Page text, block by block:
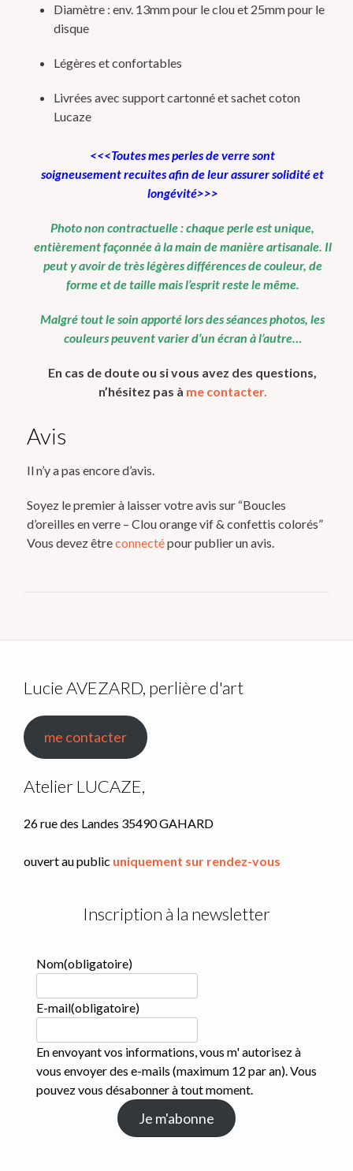
Diamètre : env. 13mm pour le clou et 25mm pour le
disque
Légères et confortables
Livrées avec support cartonné et sachet coton
Lucaze
<<<Toutes mes perles de verre sont
soigneusementrecuitesafin de leur assurer solidité et
longévité>>>
Photo non contractuelle :chaque perle est unique,
entièrement façonnée à la main de manière artisanale. Il
peut y avoir de très légères différences de couleur, de
forme et de taille mais l’esprit reste le même.
Malgré tout le soin apporté lors des séances photos, les
couleurs peuvent varier d’un écran à l’autre…
En cas de doute ou si vous avez des questions,
n’hésitez pas à me contacter.
Avis
Il n’y a pas encore d’avis.
Soyez le premier à laisser votre avis sur “Boucles
d’oreilles en verre – Clou orange vif & confettis colorés”
Vous devez êtreconnectépour publier un avis.
Lucie AVEZARD, perlière d'art
me contacter
Atelier LUCAZE,
26 rue des Landes 35490 GAHARD
ouvert au public uniquement sur rendez-vous
Inscription à la newsletter
Nom(obligatoire)
E-mail(obligatoire)
En envoyant vos informations, vous m' autorisez à
vous envoyer des e-mails (maximum 12 par an). Vous
pouvez vous désabonner à tout moment.
Je m'abonne